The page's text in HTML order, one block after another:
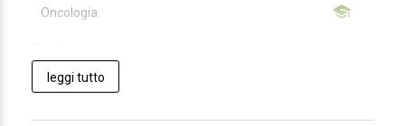
Oncologia
Biologo
leggi tutto